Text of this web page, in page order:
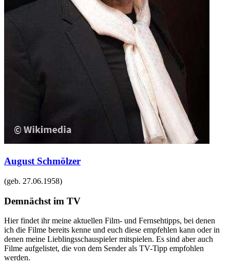
August Schmölzer
(geb. 27.06.1958)
Demnächst im TV
Hier findet ihr meine aktuellen Film- und Fernsehtipps, bei denen
ich die Filme bereits kenne und euch diese empfehlen kann oder in
denen meine Lieblingsschauspieler mitspielen. Es sind aber auch
Filme aufgelistet, die von dem Sender als TV-Tipp empfohlen
werden.